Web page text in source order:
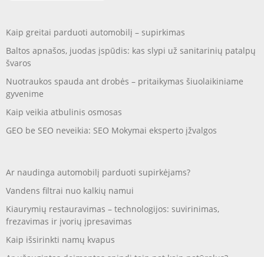
Kaip greitai parduoti automobilį – supirkimas
Baltos apnašos, juodas įspūdis: kas slypi už sanitarinių patalpų
švaros
Nuotraukos spauda ant drobės – pritaikymas šiuolaikiniame
gyvenime
Kaip veikia atbulinis osmosas
GEO be SEO neveikia: SEO Mokymai eksperto įžvalgos
Ar naudinga automobilį parduoti supirkėjams?
Vandens filtrai nuo kalkių namui
Kiaurymių restauravimas – technologijos: suvirinimas,
frezavimas ir įvorių įpresavimas
Kaip išsirinkti namų kvapus